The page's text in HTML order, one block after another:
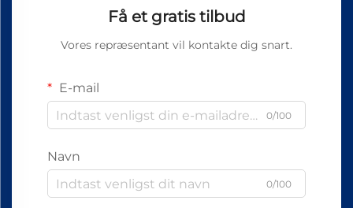
Få et gratis tilbud
Vores repræsentant vil kontakte dig snart.
E-mail
0/100
Navn
0/100